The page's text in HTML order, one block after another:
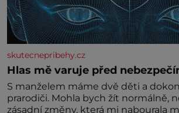
skutecnepribehy.cz
Hlas mě varuje před
S manželem máme dvě děti a
prarodiči. Mohla bych žít normálně,
zásadní změny, která mi nabourala